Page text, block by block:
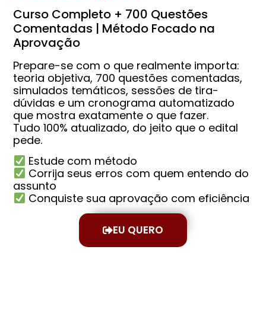
Curso Completo + 700 Questões
Comentadas | Método Focado na
Aprovação
Prepare-se com o que realmente importa:
teoria objetiva, 700 questões comentadas,
simulados temáticos, sessões de tira-
dúvidas e um cronograma automatizado
que mostra exatamente o que fazer.
Tudo 100% atualizado, do jeito que o edital
pede.
Estude com método
Corrija seus erros com quem entendo do
assunto
Conquiste sua aprovação com eficiência
EU QUERO